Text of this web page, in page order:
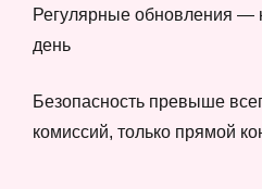
Регулярные обновления —
день
Безопасность превыше
комиссий, только прямой